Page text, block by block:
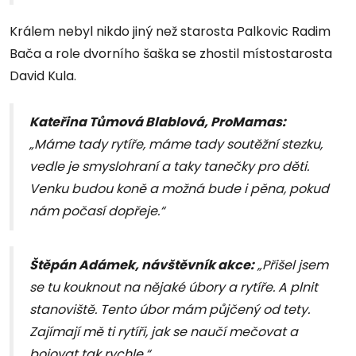
Králem nebyl nikdo jiný než starosta Palkovic Radim
Bača a role dvorního šaška se zhostil místostarosta
David Kula.
Kateřina Tůmová Blablová, ProMamas:
„Máme tady rytíře, máme tady soutěžní stezku,
vedle je smyslohraní a taky tanečky pro děti.
Venku budou koně a možná bude i pěna, pokud
nám počasí dopřeje.“
Štěpán Adámek, návštěvník akce:„Přišel jsem
se tu kouknout na nějaké úbory a rytíře. A plnit
stanoviště. Tento úbor mám půjčený od tety.
Zajímají mě ti rytíři, jak se naučí mečovat a